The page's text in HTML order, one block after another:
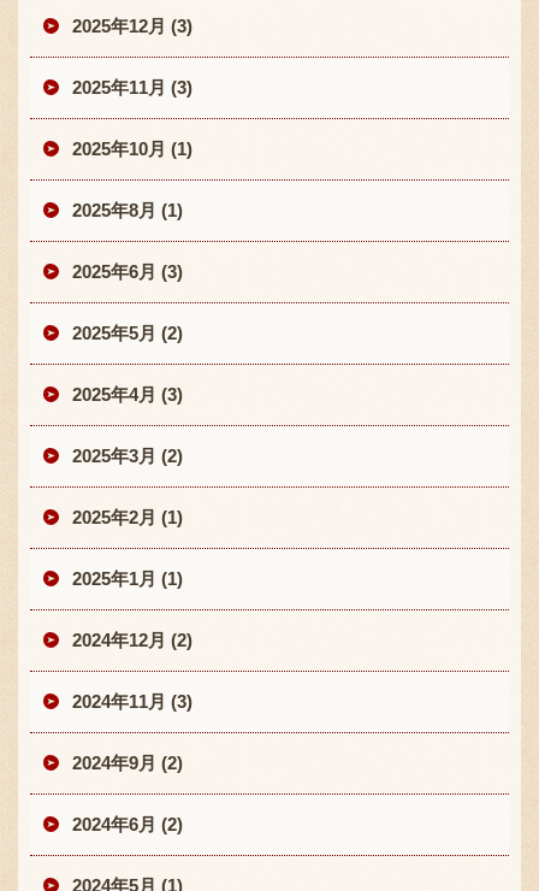
2025年12月 (3)
2025年11月 (3)
2025年10月 (1)
2025年8月 (1)
2025年6月 (3)
2025年5月 (2)
2025年4月 (3)
2025年3月 (2)
2025年2月 (1)
2025年1月 (1)
2024年12月 (2)
2024年11月 (3)
2024年9月 (2)
2024年6月 (2)
2024年5月 (1)